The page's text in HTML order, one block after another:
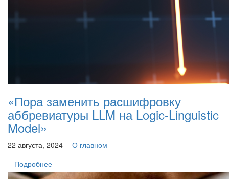
«Пора заменить расшифровку
аббревиатуры LLM на Logic-Linguistic
Model»
22 августа, 2024 -- О главном
Подробнее